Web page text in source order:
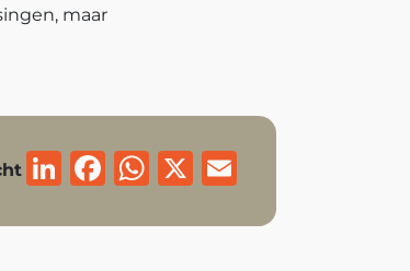
maar
LinkedIn
Facebook
WhatsApp
X